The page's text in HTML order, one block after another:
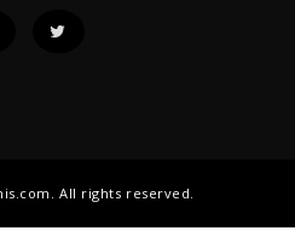
All rights reserved.